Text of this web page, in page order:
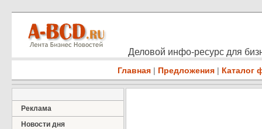
Деловой инфо-ресурс для
Главная | Предложения | Каталог
Реклама
Новости дня